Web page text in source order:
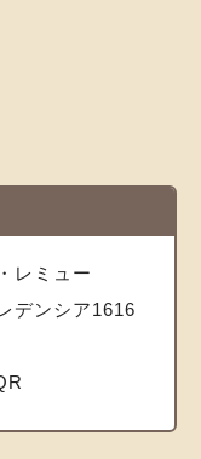
レミュー
デンシア1616